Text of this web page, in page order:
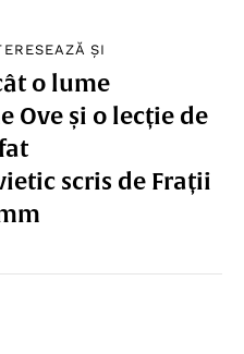
ȘI
o lume
Ove și o lecție de
scris de Frații